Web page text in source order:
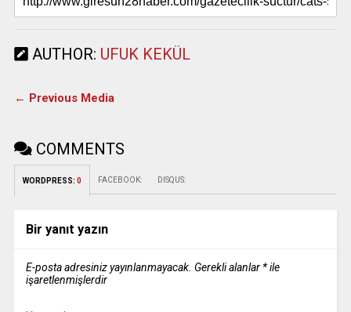
AUTHOR: UFUK KEKÜL
← Previous Media
COMMENTS
WORDPRESS: 0 FACEBOOK: DISQUS:
Bir yanıt yazın
E-posta adresiniz yayınlanmayacak. Gerekli alanlar *ile
işaretlenmişlerdir